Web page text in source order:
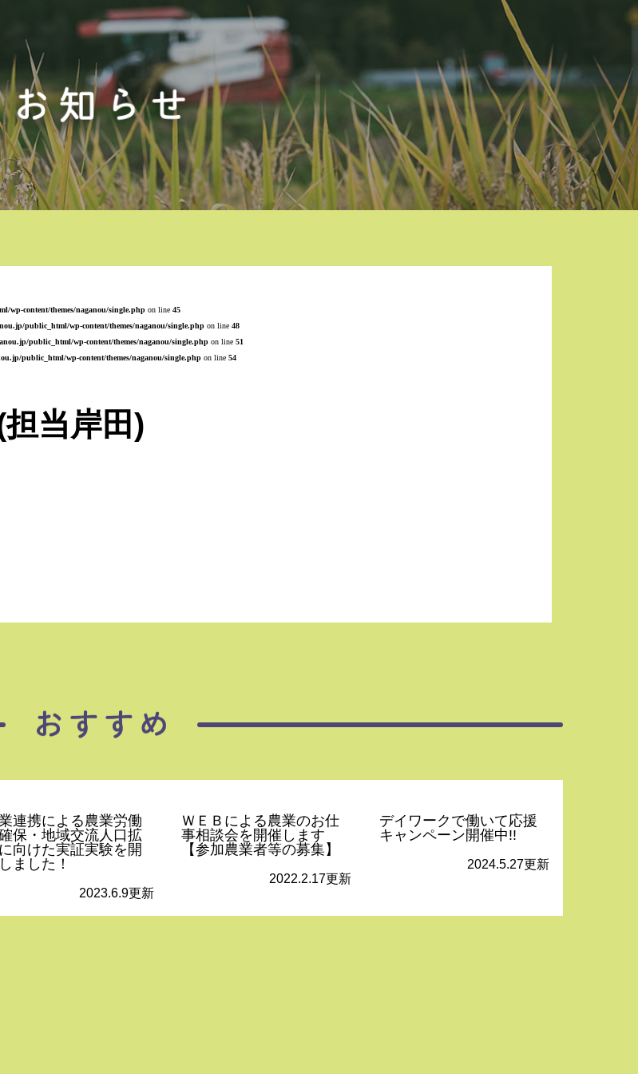
wp-content/themes/naganou/single.phpon line 45
public_html/wp-content/themes/naganou/single.phpon line 48
public_html/wp-content/themes/naganou/single.phpon line 51
public_html/wp-content/themes/naganou/single.phpon line 54
当岸田)
連携による農業労働
保・地域交流人口拡
向けた実証実験を開
ました！
2023.6.9更新
ＷＥＢによる農業のお仕
事相談会を開催します
【参加農業者等の募集】
2022.2.17更新
デイワークで働いて応援
キャンペーン開催中!!
2024.5.27更新